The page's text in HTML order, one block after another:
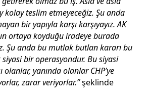
kolay teslim etmeyeceğiz. Şu anda
bir yapıyla karşı karşıyayız. AK
ortaya koyduğu iradeye burada
Şu anda bu mutlak butlan kararı bu
bir operasyondur. Bu siyasi
yanında olanlar CHP’ye
zarar veriyorlar.”şeklinde